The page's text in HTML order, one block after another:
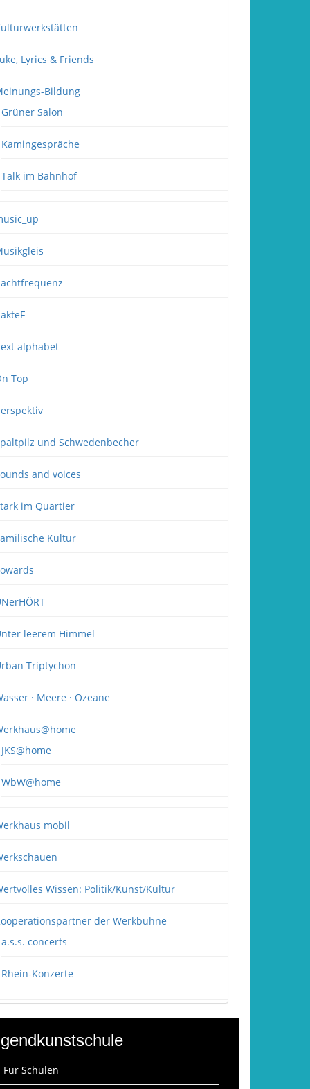
Lyrics & Friends
Bildung
Grüner Salon
Kamingespräche
Talk im Bahnhof
alphabet
Top
und Schwedenbecher
and voices
im Quartier
Kultur
leerem Himmel
Triptychon
· Meere · Ozeane
JKS@home
WbW@home
mobil
Wissen: Politik/Kunst/Kultur
der Werkbühne
a.s.s. concerts
Rhein-Konzerte
Für Schulen